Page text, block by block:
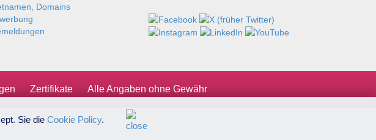
Domains
Zertifikate Alle Angaben ohne Gewähr
Sie die Cookie Policy.